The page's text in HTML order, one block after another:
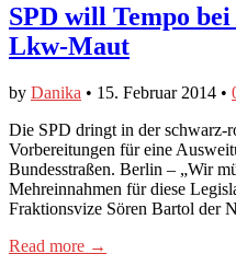
SPD will Tempo
Lkw-Maut
by Danika • 15. Februar 2014 •
Die SPD dringt in der schwarz-
Vorbereitungen für eine
Bundesstraßen. Berlin – „Wir
Mehreinnahmen für diese
Fraktionsvize Sören Bartol der
Read more →